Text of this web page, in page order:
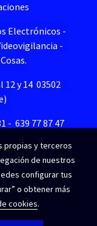
Electrónicos -
-
12 y 14 03502
- 639 77 87 47
propias y terceros
de nuestros
configurar tus
o obtener más
cookies.